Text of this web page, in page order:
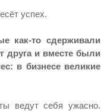
успех.
как-то сдерживали
друга и вместе были
в бизнесе великие
ведут себя ужасно.